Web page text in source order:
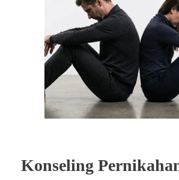
Konseling